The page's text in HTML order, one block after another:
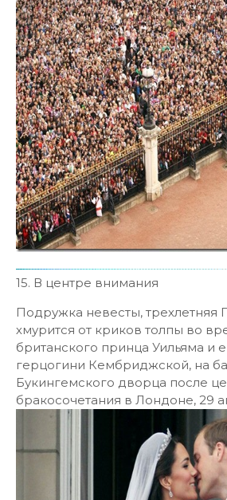
15. В центре внимания
Подружка невесты, трехлетняя
хмурится от криков толпы во
британского принца Уильяма и
герцогини Кембриджской, на
Букингемского дворца после
бракосочетания в Лондоне, 29